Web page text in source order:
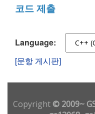
코드 제출
Language:
[문항 게시판]
Copyright© 2009~